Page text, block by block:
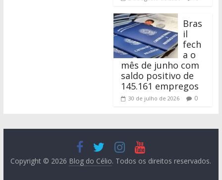
Bras
il
fech
a o
mês de junho com
saldo positivo de
145.161 empregos
30 de julho de 2026 0
Copyright © 2026 Blog do Célio. Todos os direitos reservados.